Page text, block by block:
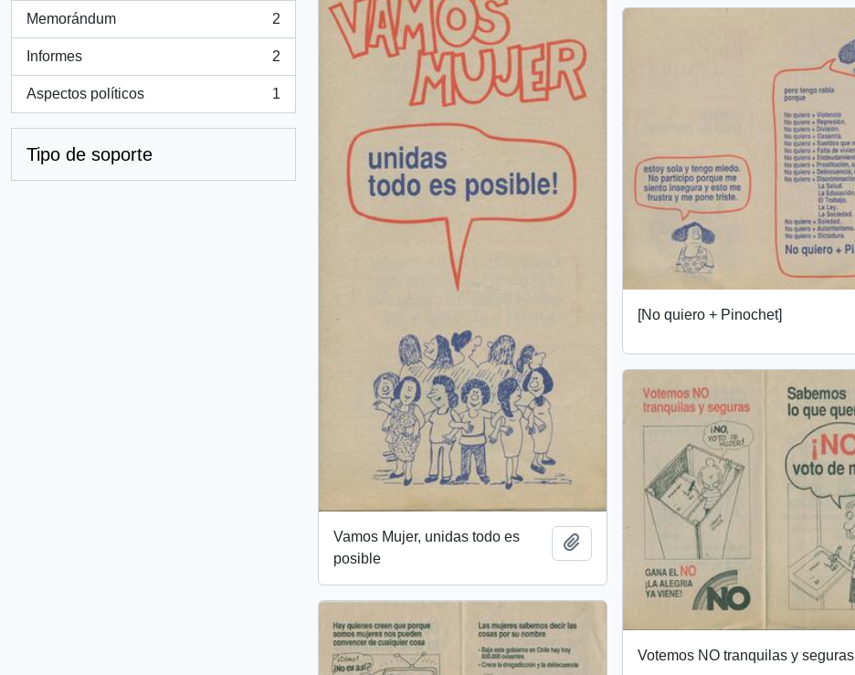
Memorándum
, 2 resultados
2
Informes
, 2 resultados
2
Aspectos políticos
, 1 resultados
1
Tipo de soporte
Vamos Mujer, unidas todo es
posible
Añadir al portapapeles
[No quiero + Pinochet]
Votemos NO tranquilas y seguras